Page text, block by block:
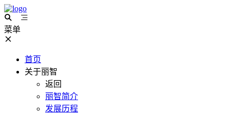
菜单
首页
关于丽智
返回
丽智简介
发展历程